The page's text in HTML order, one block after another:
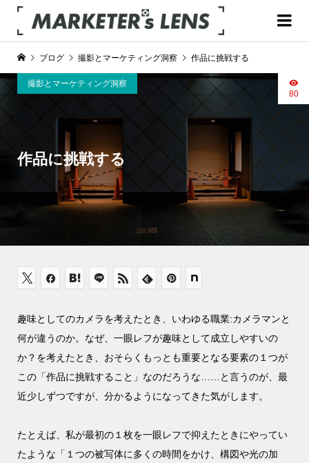
作品に挑戦する
撮影とマーケティング洞察
80
ブログ 撮影とマーケティング洞察 作品に挑戦する
趣味としてのカメラを考えたとき、いわゆる職業:カメラマンと
何が違うのか。なぜ、一眼レフが趣味として成立しやすいの
か？を考えたとき、おそらくもっとも重要となる要素の１つが
この「作品に挑戦すること」なのだろうな……と言うのが、最
近少しずつですが、分かるようになってきた気がします。
たとえば、私が最初の１枚を一眼レフで抑えたときにやってい
たような「１つの被写体に多くの時間をかけ、構図や光の加